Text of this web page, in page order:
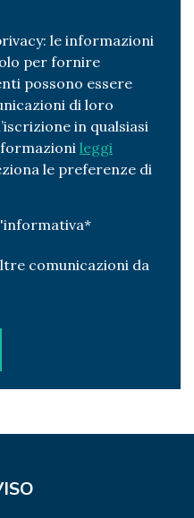
le informazioni
per fornire
possono essere
di loro
in qualsiasi
leggi
le preferenze di
*
comunicazioni da